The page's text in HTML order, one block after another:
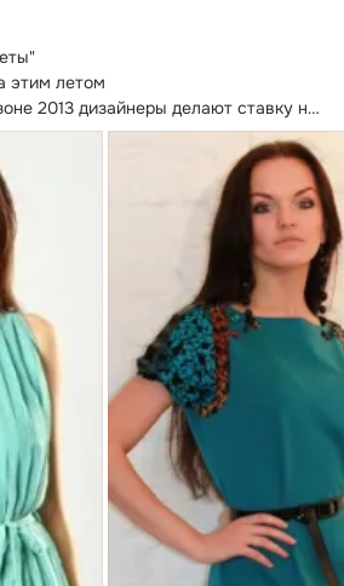
этим летом
2013 дизайнеры делают ставку на